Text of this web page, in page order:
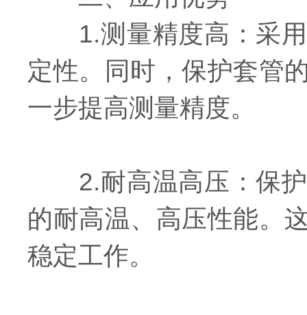
1.测量精度高：采用
定性。同时，保护套管
一步提高测量精度。
2.耐高温高压：保护
的耐高温、高压性能。
稳定工作。